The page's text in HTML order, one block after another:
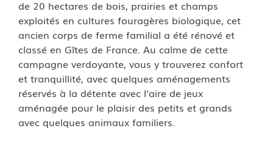
de 20 hectares de bois, prairies et champs
exploités en cultures fouragères biologique, cet
ancien corps de ferme familial a été rénové et
classé en Gîtes de France. Au calme de cette
campagne verdoyante, vous y trouverez confort
et tranquillité, avec quelques aménagements
réservés à la détente avec l'aire de jeux
aménagée pour le plaisir des petits et grands
avec quelques animaux familiers.